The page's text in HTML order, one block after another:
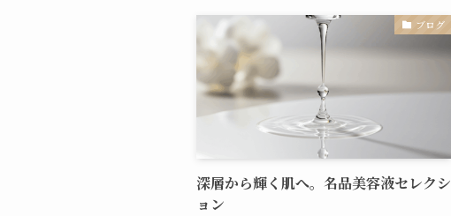
ブログ
深層から輝く肌へ。名品美容液セレクシ
ョン